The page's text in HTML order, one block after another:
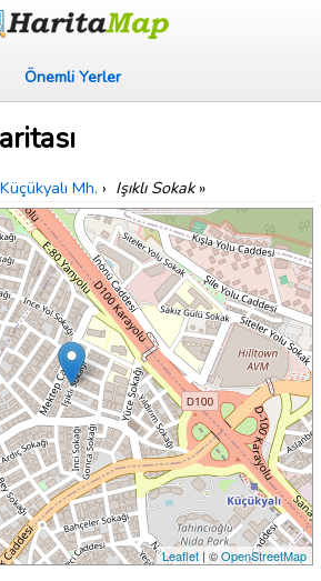
Önemli Yerler
Küçükyalı Mh. › Işıklı Sokak»
Leaflet| ©OpenStreetMap